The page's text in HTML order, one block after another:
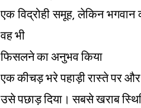
एक विद्रोही समूह, लेकिन भगवान
वह भी
फिसलने का अनुभव किया
एक कीचड़ भरे पहाड़ी रास्ते पर
उसे पछाड़ दिया। सबसे खराब